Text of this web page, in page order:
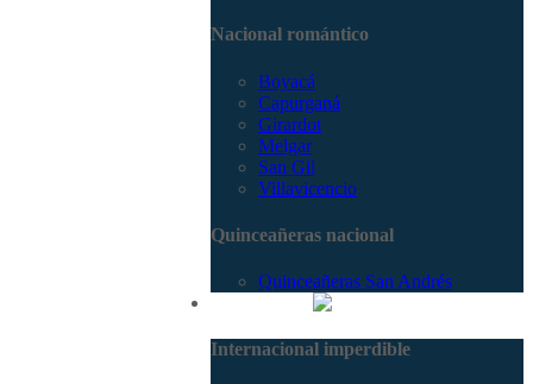
Nacional romántico
Boyacá
Capurganá
Girardot
Melgar
San Gil
Villavicencio
Quinceañeras nacional
Quinceañeras San Andrés
Internacional imperdible